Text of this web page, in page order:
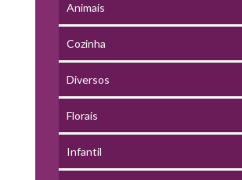
Animais
Cozinha
Diversos
Florais
Infantil